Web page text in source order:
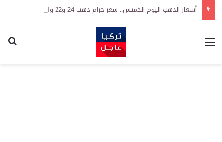
القائمة